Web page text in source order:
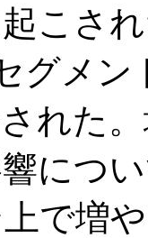
こさ
グメ
れた
につ
で増